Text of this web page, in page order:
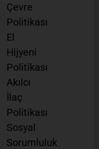
Çevre
Politikası
El
Hijyeni
Politikası
Akılcı
İlaç
Politikası
Sosyal
Sorumluluk